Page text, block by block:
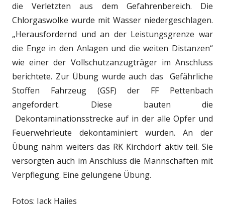
die Verletzten aus dem Gefahrenbereich. Die
Chlorgaswolke wurde mit Wasser niedergeschlagen.
„Herausfordernd und an der Leistungsgrenze war
die Enge in den Anlagen und die weiten Distanzen“
wie einer der Vollschutzanzugträger im Anschluss
berichtete. Zur Übung wurde auch das Gefährliche
Stoffen Fahrzeug (GSF) der FF Pettenbach
angefordert. Diese bauten die
Dekontaminationsstrecke auf in der alle Opfer und
Feuerwehrleute dekontaminiert wurden. An der
Übung nahm weiters das RK Kirchdorf aktiv teil. Sie
versorgten auch im Anschluss die Mannschaften mit
Verpflegung. Eine gelungene Übung.
Fotos: Jack Haijes